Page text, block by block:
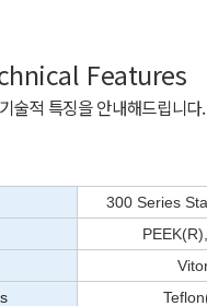
Features
술적 특징을 안내해드립니다.